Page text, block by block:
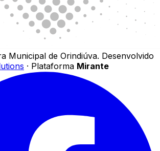
Municipal de Orindiúva. Desenvolvido
· Plataforma Mirante